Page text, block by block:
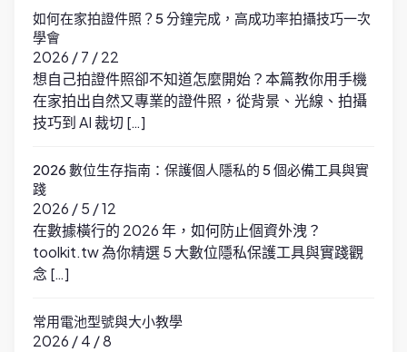
如何在家拍證件照？5 分鐘完成，高成功率拍攝技巧一次
學會
2026 / 7 / 22
想自己拍證件照卻不知道怎麼開始？本篇教你用手機
在家拍出自然又專業的證件照，從背景、光線、拍攝
技巧到 AI 裁切 […]
2026 數位生存指南：保護個人隱私的 5 個必備工具與實
踐
2026 / 5 / 12
在數據橫行的 2026 年，如何防止個資外洩？
toolkit.tw 為你精選 5 大數位隱私保護工具與實踐觀
念 […]
常用電池型號與大小教學
2026 / 4 / 8